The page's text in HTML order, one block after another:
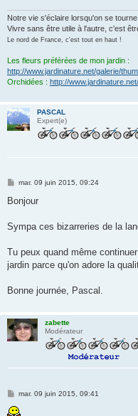
Notre vie s'éclaire lorsqu'on se
Vivre sans être utile à l'autre, c'est
Le nord de France, c'est tout en haut !
Les fleurs préférées de mon jardin :
http://www.jardinature.net/galerie/
Orchidées : http://
PASCAL
Expert(e)
M
s
g
e
mar. 09 juin 2015, 09:24
Bonjour
Sympa ces bizarreries de la
Tu peux quand même
jardin parce qu'on adore la
Bonne journée, Pascal.
zabette
Modérateur
M
s
mar. 09 juin 2015, 09:41